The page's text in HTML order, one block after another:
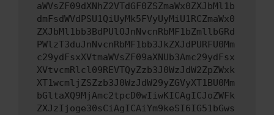
aWVsZF09dXNhZ2VTdGF0ZSZmaWx0ZXJbMl1b
dmFsdWVdPSU1QiUyMk5FVyUyMiU1RCZmaWx0
ZXJbMl1bb3BdPUlOJnNvcnRbMF1bZmllbGRd
PWlzT3duJnNvcnRbMF1bb3JkZXJdPURFU0Mm
c29ydFsxXVtmaWVsZF09aXNUb3Amc29ydFsx
XVtvcmRlcl09REVTQyZzb3J0WzJdW2ZpZWxk
XT1wcmljZSZzb3J0WzJdW29yZGVyXT1BU0Mm
bGltaXQ9MjAmc2tpcD0wIiwKICAgICJoZWFk
ZXJzIjoge30sCiAgICAiYm9keSI6IG51bGws